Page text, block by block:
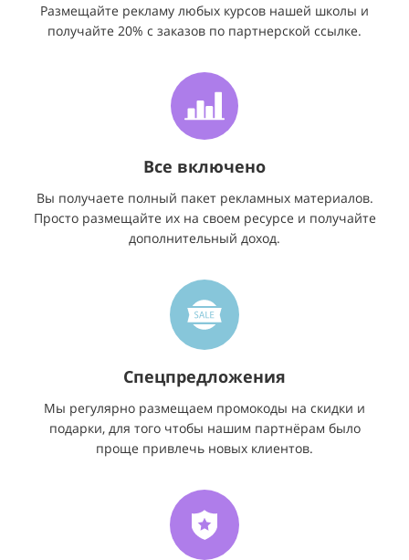
Размещайте рекламу любых курсов нашей школы и
получайте 20% с заказов по партнерской ссылке.
Все включено
Вы получаете полный пакет рекламных материалов.
Просто размещайте их на своем ресурсе и получайте
дополнительный доход.
Спецпредложения
Мы регулярно размещаем промокоды на скидки и
подарки, для того чтобы нашим партнёрам было
проще привлечь новых клиентов.